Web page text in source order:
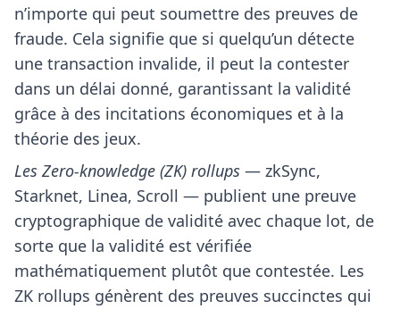
n’importe qui peut soumettre des preuves de
fraude. Cela signifie que si quelqu’un détecte
une transaction invalide, il peut la contester
dans un délai donné, garantissant la validité
grâce à des incitations économiques et à la
théorie des jeux.
Les Zero-knowledge (ZK) rollups — zkSync,
Starknet, Linea, Scroll — publient une preuve
cryptographique de validité avec chaque lot, de
sorte que la validité est vérifiée
mathématiquement plutôt que contestée. Les
ZK rollups génèrent des preuves succinctes qui